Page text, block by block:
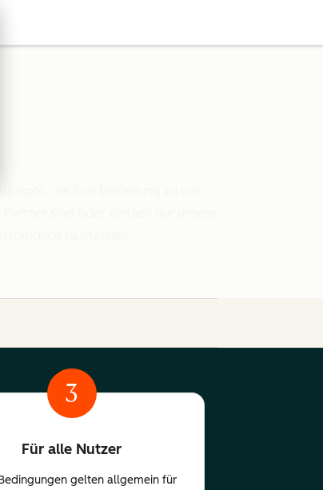
die Ihre Beziehung zu uns
3
Für alle Nutzer
gelten allgemein für